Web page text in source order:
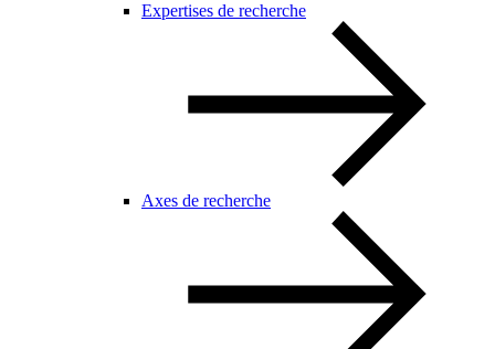
Expertises de recherche
Axes de recherche